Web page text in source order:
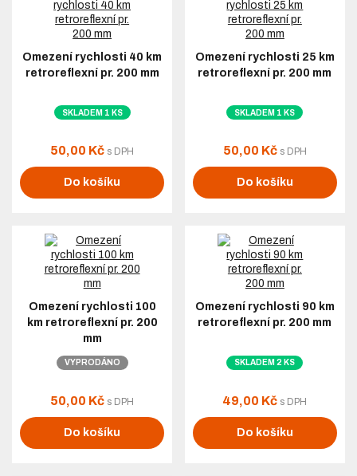
Omezení rychlosti 40 km
retroreflexní pr. 200 mm
SKLADEM 1 KS
50,00 Kč s DPH
Do košíku
Omezení rychlosti 25 km
retroreflexní pr. 200 mm
SKLADEM 1 KS
50,00 Kč s DPH
Do košíku
Omezení rychlosti 100
km retroreflexní pr. 200
mm
VYPRODÁNO
50,00 Kč s DPH
Do košíku
Omezení rychlosti 90 km
retroreflexní pr. 200 mm
SKLADEM 2 KS
49,00 Kč s DPH
Do košíku